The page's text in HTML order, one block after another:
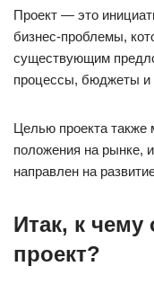
Проект — это
бизнес-проблемы,
существующим
процессы, бюджеты и
Целью проекта также
положения на рынке,
направлен на
Итак, к чему
проект?